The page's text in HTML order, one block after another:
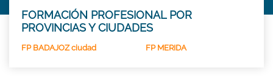
FORMACIÓN PROFESIONAL POR
PROVINCIAS Y CIUDADES
FP BADAJOZ ciudad FP MERIDA